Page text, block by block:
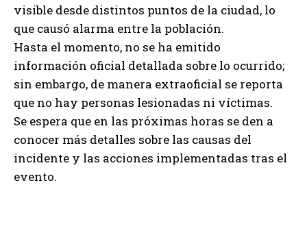
visible desde distintos puntos de la ciudad, lo
que causó alarma entre la población.
Hasta el momento, no se ha emitido
información oficial detallada sobre lo ocurrido;
sin embargo, de manera extraoficial se reporta
que no hay personas lesionadas ni víctimas.
Se espera que en las próximas horas se den a
conocer más detalles sobre las causas del
incidente y las acciones implementadas tras el
evento.